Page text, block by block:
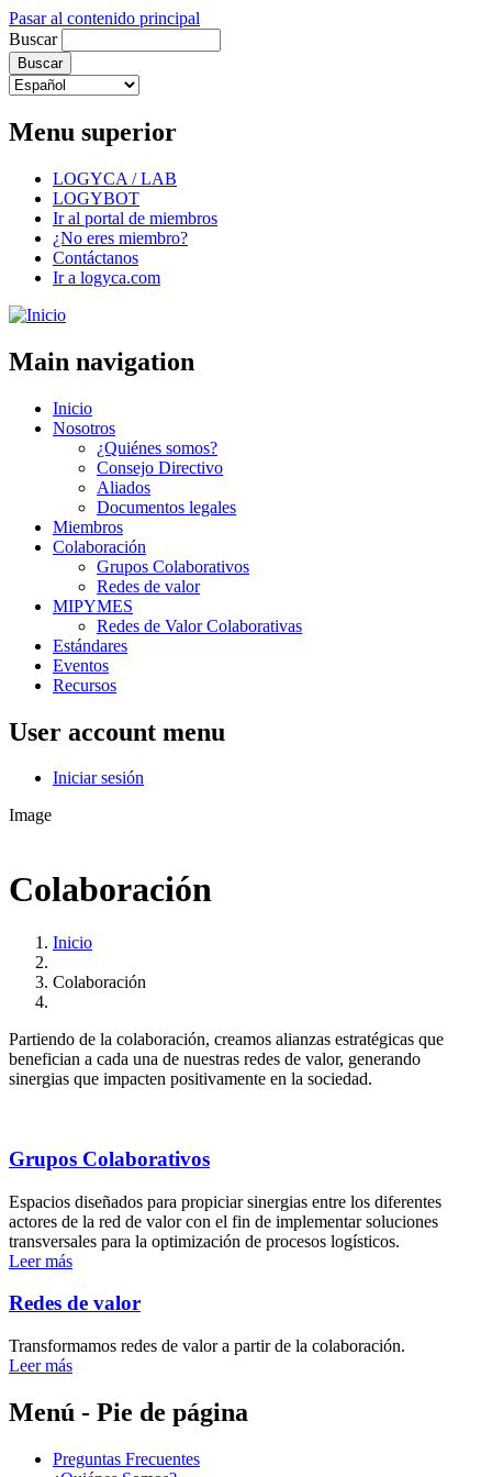
Pasar al contenido principal
Buscar
Menu superior
LOGYCA / LAB
LOGYBOT
Ir al portal de miembros
¿No eres miembro?
Contáctanos
Ir a logyca.com
Main navigation
Inicio
Nosotros
¿Quiénes somos?
Consejo Directivo
Aliados
Documentos legales
Miembros
Colaboración
Grupos Colaborativos
Redes de valor
MIPYMES
Redes de Valor Colaborativas
Estándares
Eventos
Recursos
User account menu
Iniciar sesión
Image
Colaboración
Inicio
Colaboración
Partiendo de la colaboración, creamos alianzas estratégicas que
benefician a cada una de nuestras redes de valor, generando
sinergias que impacten positivamente en la sociedad.
Grupos Colaborativos
Espacios diseñados para propiciar sinergias entre los diferentes
actores de la red de valor con el fin de implementar soluciones
transversales para la optimización de procesos logísticos.
Leer más
Redes de valor
Transformamos redes de valor a partir de la colaboración.
Leer más
Menú - Pie de página
Preguntas Frecuentes